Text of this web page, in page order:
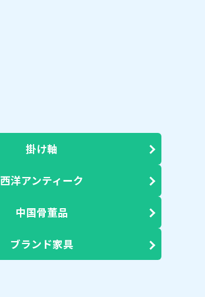
掛け軸
西洋アンティーク
中国骨董品
ブランド家具